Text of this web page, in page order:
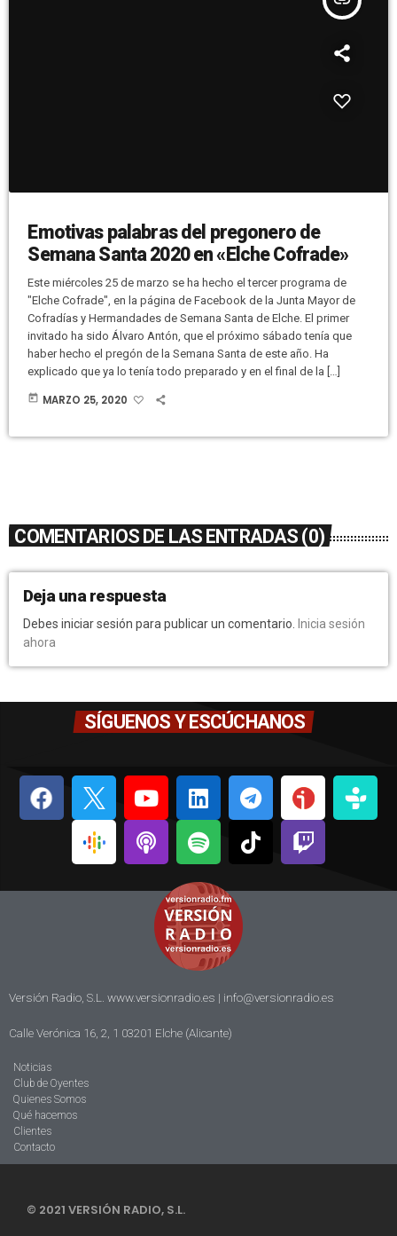
Emotivas palabras del pregonero de
Semana Santa 2020 en «Elche Cofrade»
Este miércoles 25 de marzo se ha hecho el tercer programa de
"Elche Cofrade", en la página de Facebook de la Junta Mayor de
Cofradías y Hermandades de Semana Santa de Elche. El primer
invitado ha sido Álvaro Antón, que el próximo sábado tenía que
haber hecho el pregón de la Semana Santa de este año. Ha
explicado que ya lo tenía todo preparado y en el final de la […]
today MARZO 25, 2020
COMENTARIOS DE LAS ENTRADAS (0)
Deja una respuesta
Debes iniciar sesión para publicar un comentario.
Inicia sesión
ahora
SÍGUENOS Y ESCÚCHANOS
Versión Radio, S.L. www.versionradio.es | info@versionradio.es
Calle Verónica 16, 2, 1 03201 Elche (Alicante)
Noticias
Club de Oyentes
Quienes Somos
Qué hacemos
Clientes
Contacto
© 2021 VERSIÓN RADIO, S.L.